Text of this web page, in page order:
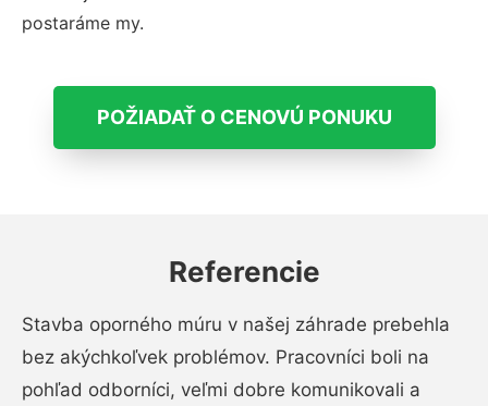
postaráme my.
POŽIADAŤ O CENOVÚ PONUKU
Referencie
Stavba oporného múru v našej záhrade prebehla
bez akýchkoľvek problémov. Pracovníci boli na
pohľad odborníci, veľmi dobre komunikovali a